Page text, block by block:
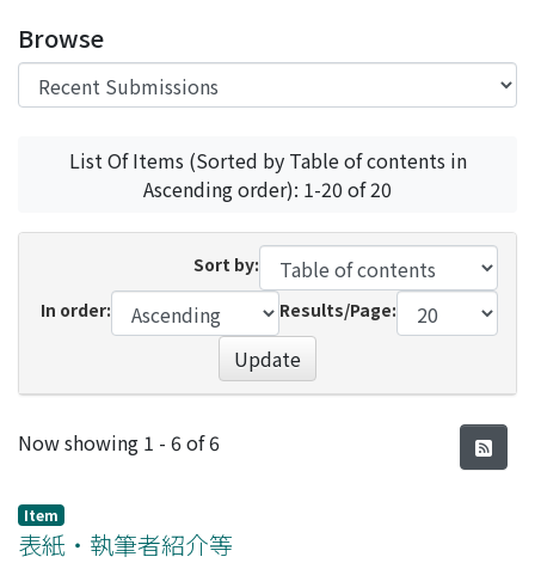
Browse
List Of Items (Sorted by Table of contents in
Ascending order): 1-20 of 20
Sort by:
In order:
Results/Page:
Update
Recent Submissions
Now showing 1 - 6 of 6
Item
表紙・執筆者紹介等